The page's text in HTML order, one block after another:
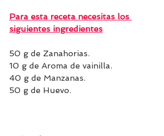
Para esta receta necesitas los
siguientes ingredientes
50 g de Zanahorias.
10 g de Aroma de vainilla.
40 g de Manzanas.
50 g de Huevo.